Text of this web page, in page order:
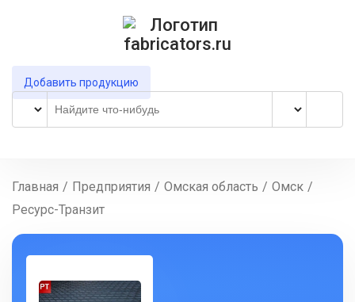
Добавить продукцию
Главная / Предприятия / Омская область / Омск /
Ресурс-Транзит